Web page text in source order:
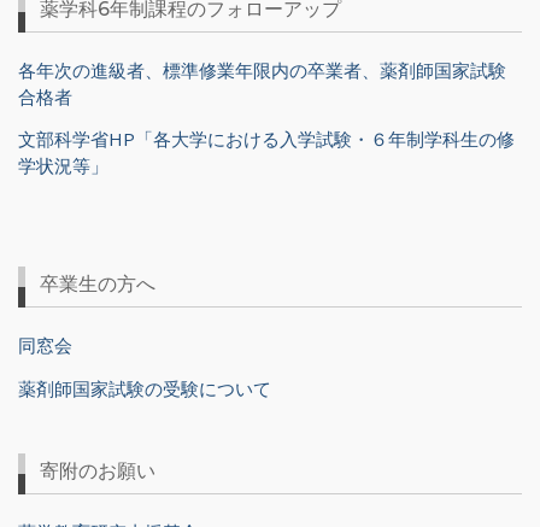
薬学科6年制課程のフォローアップ
各年次の進級者、標準修業年限内の卒業者、薬剤師国家試験
合格者
文部科学省HP「各大学における入学試験・６年制学科生の修
学状況等」
卒業生の方へ
同窓会
薬剤師国家試験の受験について
寄附のお願い